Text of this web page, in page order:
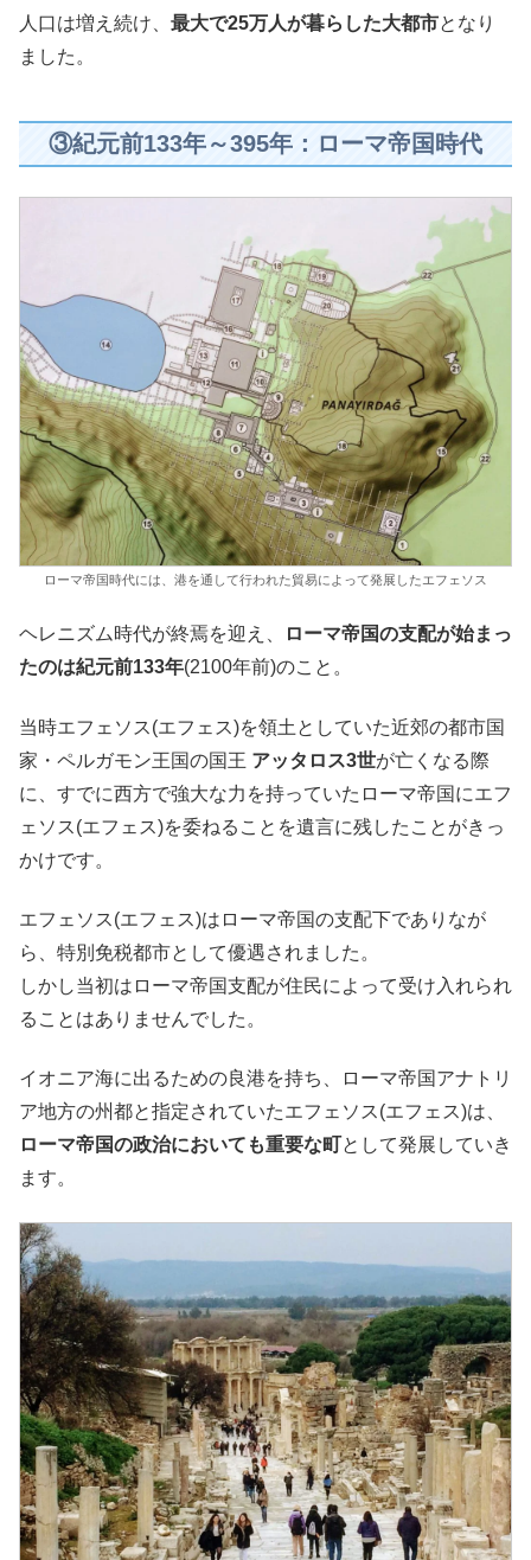
人口は増え続け、 最大で25万人が暮らした大都市となり
ました。
③紀元前133年～395年：ローマ帝国時代
ローマ帝国時代には、港を通して行われた貿易によって発展したエフェソス
ヘレニズム時代が終焉を迎え、
ローマ帝国の支配が始まっ
たのは紀元前133年(2100年前)のこと。
当時エフェソス(エフェス)を領土としていた近郊の都市国
家・ペルガモン王国の国王 アッタロス3世が亡くなる際
に、すでに西方で強大な力を持っていたローマ帝国にエフ
ェソス(エフェス)を委ねることを遺言に残したことがきっ
かけです。
エフェソス(エフェス)はローマ帝国の支配下でありなが
ら、特別免税都市として優遇されました。
しかし当初はローマ帝国支配が住民によって受け入れられ
ることはありませんでした。
イオニア海に出るための良港を持ち、ローマ帝国アナトリ
ア地方の州都と指定されていたエフェソス(エフェス)は、
ローマ帝国の政治においても重要な町として発展していき
ます。